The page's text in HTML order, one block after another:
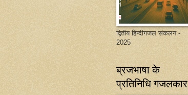
द्वितीय हिन्दीगजल संकलन -
2025
ब्रजभाषा के
प्रतिनिधि गजलकार